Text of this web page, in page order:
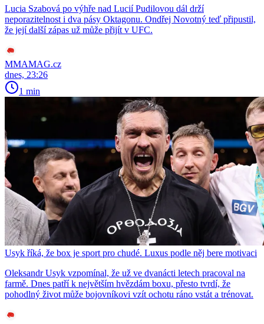
Lucia Szabová po výhře nad Lucií Pudilovou dál drží
neporazitelnost i dva pásy Oktagonu. Ondřej Novotný teď připustil,
že její další zápas už může přijít v UFC.
MMAMAG.cz
dnes, 23:26
1 min
Usyk říká, že box je sport pro chudé. Luxus podle něj bere motivaci
Oleksandr Usyk vzpomínal, že už ve dvanácti letech pracoval na
farmě. Dnes patří k největším hvězdám boxu, přesto tvrdí, že
pohodlný život může bojovníkovi vzít ochotu ráno vstát a trénovat.